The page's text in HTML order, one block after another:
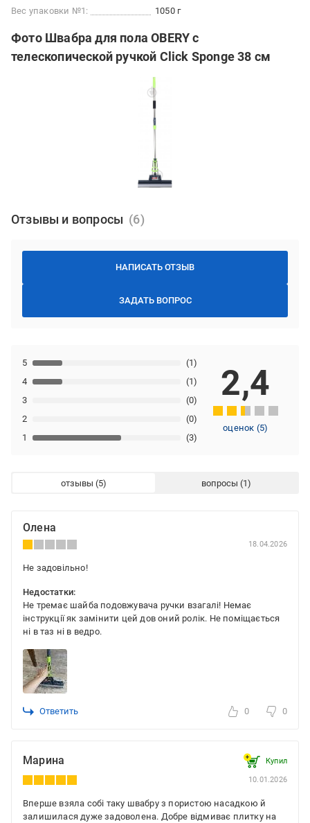
Вес упаковки №1: 1050 г
Фото Швабра для пола OBERY с
телескопической ручкой Click Sponge 38 см
Отзывы и вопросы
НАПИСАТЬ ОТЗЫВ
ЗАДАТЬ ВОПРОС
1 (3)
2 (0)
3 (0)
4 (1)
5 (1)
2,4
оценок (5)
отзывы вопросы
Олена
18.04.2026
Не задовільно!
Недостатки:
Не тремає шайба подовжувача ручки взагалі! Немає
інструкції як замінити цей дов оний ролік. Не поміщається
ні в таз ні в ведро.
Ответить 0 0
Марина Купил
10.01.2026
Вперше взяла собі таку швабру з пористою насадкою й
залишилася дуже задоволена. Добре відмиває плитку на